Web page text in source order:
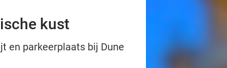
kust
en parkeerplaats bij Dune